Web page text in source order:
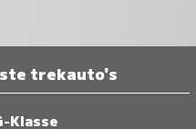
trekauto's
Klasse